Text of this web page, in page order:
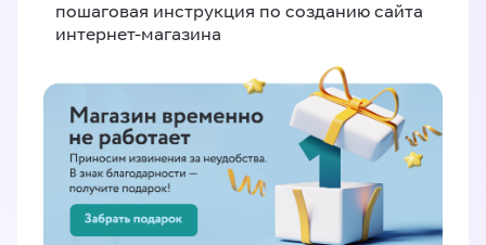
пошаговая инструкция по созданию сайта
интернет-магазина